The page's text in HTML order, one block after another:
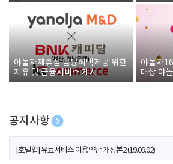
야놀자제휴점 금융혜택제공 위한
제휴 및 금융서비스 게시
야놀자
대상 야
폰 증정
공지사항
[호텔업] 개인정보 처리방침 개정본1 (19.09.02)
[호텔업] 유료서비스 이용약관 개정본2 (19.09.02)